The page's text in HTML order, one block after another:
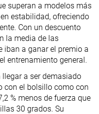
superan a modelos más
estabilidad, ofreciendo
Con un descuento
la media de las
iban a ganar el premio a
entrenamiento general.
a ser demasiado
con el bolsillo como con
% menos de fuerza que
30 grados. Su